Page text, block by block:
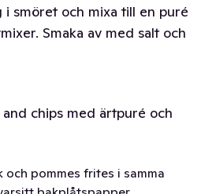
i smöret och mixa till en puré
Smaka av med salt och
chips med ärtpuré och
och pommes frites i samma